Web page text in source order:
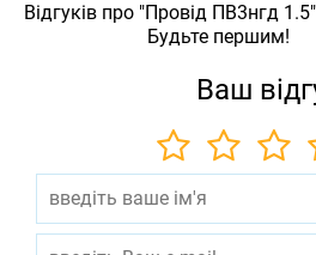
Відгуків про "Провід ПВ3нгд
Будьте першим!
Ваш